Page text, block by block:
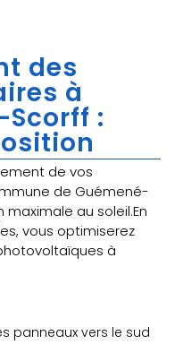
des
à
:
de vos
de Guémené-
au soleil.En
vous optimiserez
à
panneaux vers le sud